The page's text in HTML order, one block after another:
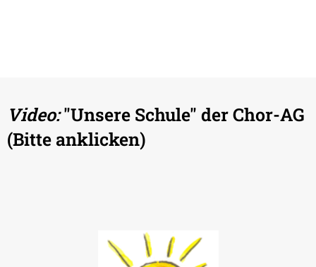
Video:"Unsere Schule" der Chor-AG
(Bitte anklicken)